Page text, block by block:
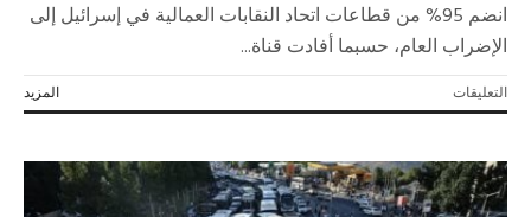
انضم 95% من قطاعات اتحاد النقابات العمالية في إسرائيل إلى
الإضراب العام، حسبما أفادت قناة...
المزيد التعليقاتعلى
95
من
قطاعات
اتحاد